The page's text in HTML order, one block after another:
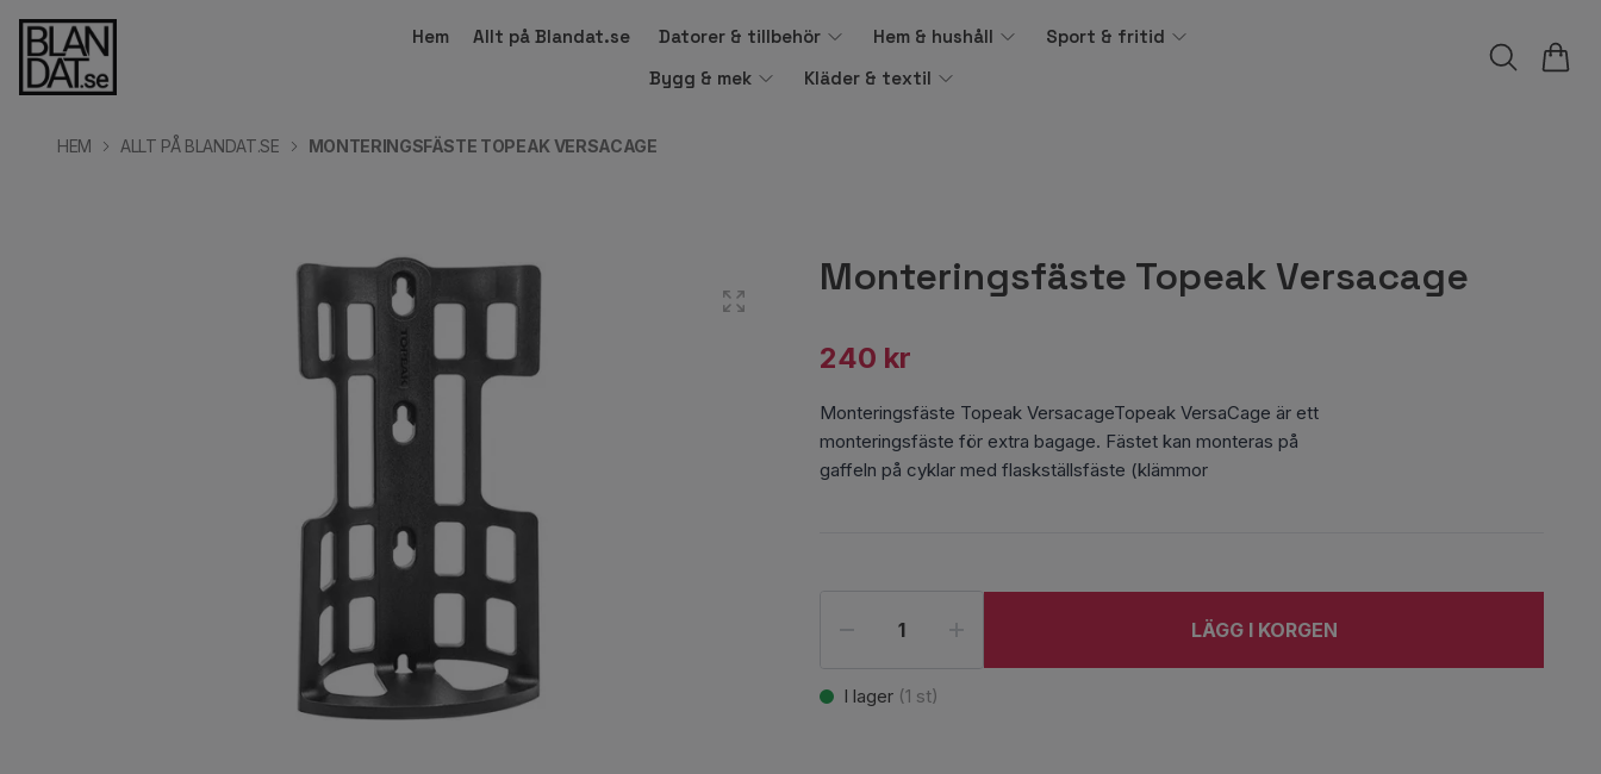
Hem Allt på Blandat.se Datorer & tillbehör Hem & hushåll
Sport & fritid
Bygg & mek
Kläder & textil
HEM ALLT PÅ BLANDAT.SE MONTERINGSFÄSTE TOPEAK VERSACAGE
Monteringsfäste Topeak Versacage
240 kr
Monteringsfäste Topeak VersacageTopeak VersaCage är ett
monteringsfäste för extra bagage. Fästet kan monteras på
gaffeln på cyklar med flaskställsfäste (klämmor
LÄGG I KORGEN
I lager (1 st)